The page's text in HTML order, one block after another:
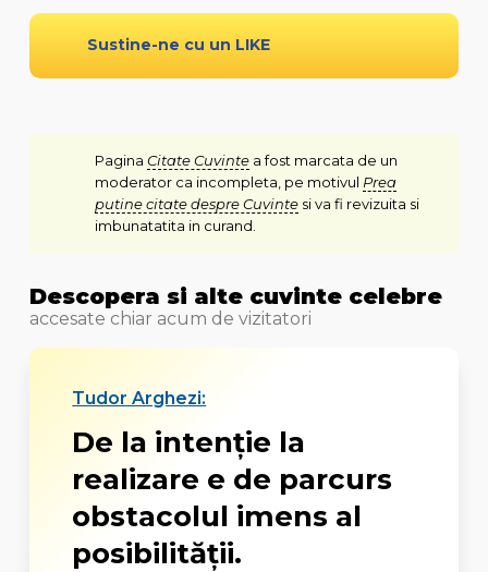
Sustine-ne cu un LIKE
Pagina Citate Cuvintea fost marcata de un
moderator ca incompleta, pe motivul Prea
putine citate despre Cuvintesi va fi revizuita si
imbunatatita in curand.
Descopera si alte cuvinte celebre
accesate chiar acum de vizitatori
Tudor Arghezi:
De la intenție la
realizare e de parcurs
obstacolul imens al
posibilității.